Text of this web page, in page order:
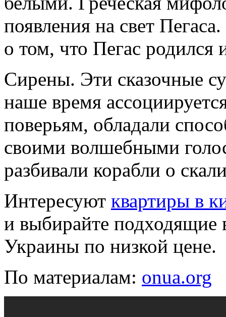
появления на свет
о том, что Пегас родился
Сирены. Эти сказочные
наше время
поверьям, обладали
своими волшебными
разбивали корабли о
Интересуют квартиры в
и выбирайте подходящие
Украины по низкой цене.
По материалам: onua.org